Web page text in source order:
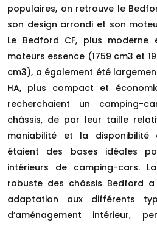
populaires, on retrouve le
son design arrondi et son
Le Bedford CF, plus
moteurs essence (1759 cm3 et
cm3), a également été
HA, plus compact et
recherchaient un camping-
châssis, de par leur taille
maniabilité et la disponibilité
étaient des bases idéales
intérieurs de camping-cars.
robuste des châssis Bedford
adaptation aux différents
d’aménagement intérieur,